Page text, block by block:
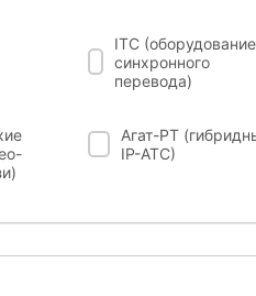
ITC
синхронного
перевода)
Агат-РТ
IP-АТС)